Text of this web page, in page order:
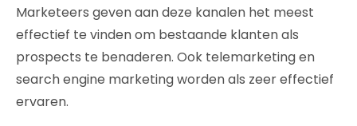
Marketeers geven aan deze kanalen het meest
effectief te vinden om bestaande klanten als
prospects te benaderen. Ook telemarketing en
search engine marketing worden als zeer effectief
ervaren.